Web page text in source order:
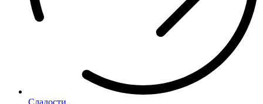
Сладости